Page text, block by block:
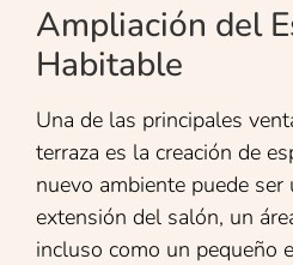
Ampliación del
Habitable
Una de las principales
terraza es la creación de
nuevo ambiente puede
extensión del salón, un
incluso como un pequeño